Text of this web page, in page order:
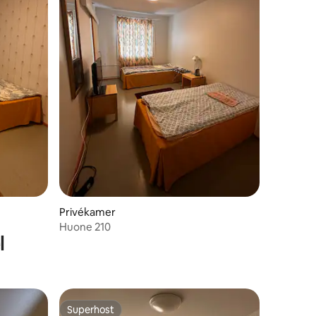
Privékamer
Huone 210
Superhost